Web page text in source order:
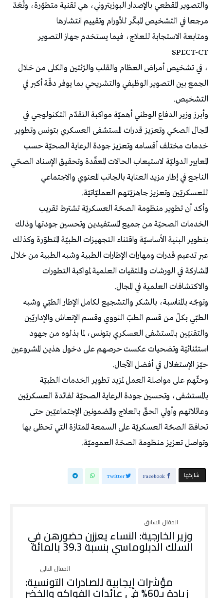
والتصوير المقطعي بالإصدار البوزيتروني، هي تقنية متطوّرة، وتُعَدّ
مرجعا في التشخيص المبكّر للأورام وتقييم انتشارها
ومتابعة الاستجابة للعلاج، فيما يستخدم جهاز التصوير
SPECT-CT
، في تشخيص أمراض العظام والقلب والرّئتين والكلى من خلال
الجمع بين التصوير الوظيفي والتشريحي بما يوفر دقّة أكبر في
التشخيص.
وأبرز وزير الدفاع الوطني أهميّة مواكبة التقدّم التكنولوجي في
المجال الصحّي وتعزيز قدرات المستشفى العسكري بتونس وتطوير
خدمات مختلف أقسامه وتعزيز جودة الرعاية الصحيّة حسب
المعايير الدوليّة لاستيعاب الحالات المعقّدة وتحقيق الإسناد الصحّي
الناجع في إطار مزيد العناية بالجانب المعنوي والاجتماعي
للعسكريّين وتعزيز جاهزيّتهم العمليّاتيّة.
وأكد أن تطوير منظومة الصحّة العسكريّة تشترط تقريب
الخدمات الصحيّة من جميع المستفيدين وتحسين جودتها وذلك
بتطوير البنية الأساسيّة واقتناء التجهيزات الطبيّة المتطوّرة وكذلك
عبر تدعيم قدرات ومهارات الإطارات الطبية وشبه الطبية من خلال
المشاركة في الورشات والملتقيات العلمية لمواكبة التطورات
والاكتشافات العلمية في المجال.
وتوجّه بالمناسبة، بالشكر والتشجيع لكامل الإطار الطبّي وشبه
الطبّي بكلّ من قسم الطبّ النووي وقسم الإنعاش والإداريّين
والتقنيّين بالمستشفى العسكري بتونس، لما بذلوه من جهود
استثنائيّة وتضحيات عكست حرصهم على دخول هذين المشروعين
حيّز الإستغلال في أفضل الآجال.
وحثّهم على مواصلة العمل لمزيد تطوير الخدمات الطبيّة
بالمستشفى، وتحسين جودة الرعاية الصحيّة لفائدة العسكريّين
وعائلاتهم وأولي الحقّ بالعلاج والمضمونين الإجتماعيّين حتى
تحافظ الصحّة العسكريّة على السمعة الممتازة التي تحظى بها
وتواصل تعزيز منظومة الصحّة العموميّة.
‫‫ شاركها‬ Facebook
Twitter
وزير الخارجية: النساء يعززن حضورهن في
السلك الدبلوماسي بنسبة 39.3 بالمائة
مؤشرات إيجابية للصادرات التونسية:
زيادة بـ60% في عائدات الفواكه والخضر